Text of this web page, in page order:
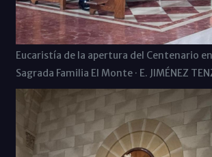
Eucaristía de la apertura del Centenario
Sagrada Familia El Monte · E. JIMÉNEZ